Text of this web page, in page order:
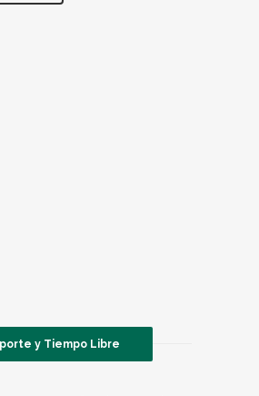
y Tiempo Libre